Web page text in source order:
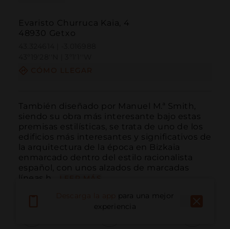
Evaristo Churruca Kaia, 4
48930 Getxo
También diseñado por Manuel M.ª Smith,
siendo su obra más interesante bajo estas
premisas estilísticas, se trata de uno de los
edificios más interesantes y significativos de
la arquitectura de la época en Bizkaia
enmarcado dentro del estilo racionalista
español, con unos alzados de marcadas
líneas h...
para una mejor
experiencia